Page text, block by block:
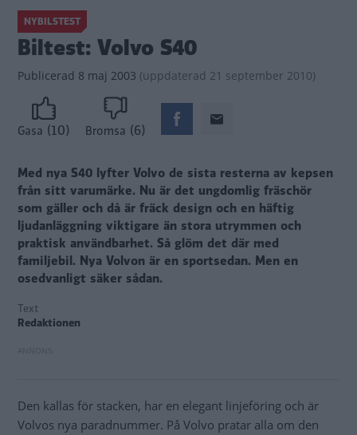
NYBILSTEST
Biltest: Volvo S40
Publicerad 8 maj 2003 (uppdaterad 21 september 2010)
Gasa (10) Bromsa (6)
Med nya S40 lyfter Volvo de sista resterna av kepsen
från sitt varumärke. Nu är det ungdomlig fräschör
som gäller och då är fräck design och en häftig
ljudanläggning viktigare än stora utrymmen och
praktisk användbarhet. Så glöm det där med
familjebil. Nya Volvon är en sportsedan. Men en
osedvanligt säker sådan.
Text
Redaktionen
Den kallas för stacken, har en elegant linjeföring och är
Volvos nya paradnummer. På Volvo pratar alla om den